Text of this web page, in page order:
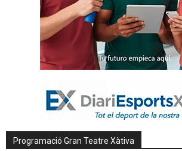
Programació Gran Teatre Xàtiva